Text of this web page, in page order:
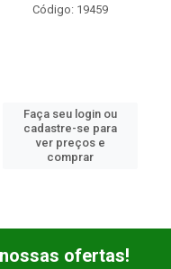
Código: 19459
Faça seu login ou
cadastre-se para
ver preços e
comprar
ofertas!